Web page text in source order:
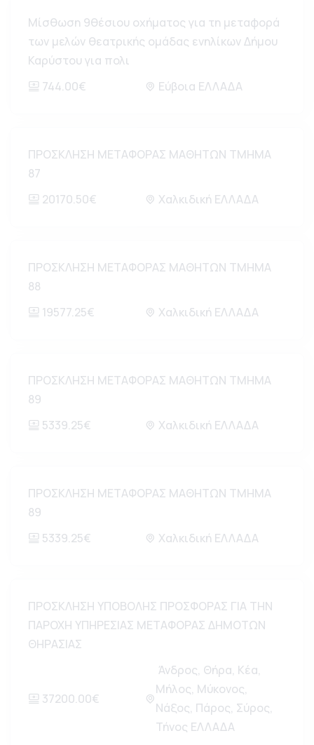
Μίσθωση 9θέσιου οχήματος για τη μεταφορά
των μελών θεατρικής ομάδας ενηλίκων Δήμου
Καρύστου για πολι
744.00€
Εύβοια ΕΛΛΑΔΑ
ΠΡΟΣΚΛΗΣΗ ΜΕΤΑΦΟΡΑΣ ΜΑΘΗΤΩΝ ΤΜΗΜΑ
87
20170.50€
Χαλκιδική ΕΛΛΑΔΑ
ΠΡΟΣΚΛΗΣΗ ΜΕΤΑΦΟΡΑΣ ΜΑΘΗΤΩΝ ΤΜΗΜΑ
88
19577.25€
Χαλκιδική ΕΛΛΑΔΑ
ΠΡΟΣΚΛΗΣΗ ΜΕΤΑΦΟΡΑΣ ΜΑΘΗΤΩΝ ΤΜΗΜΑ
89
5339.25€
Χαλκιδική ΕΛΛΑΔΑ
ΠΡΟΣΚΛΗΣΗ ΜΕΤΑΦΟΡΑΣ ΜΑΘΗΤΩΝ ΤΜΗΜΑ
89
5339.25€
Χαλκιδική ΕΛΛΑΔΑ
ΠΡΟΣΚΛΗΣΗ ΥΠΟΒΟΛΗΣ ΠΡΟΣΦΟΡΑΣ ΓΙΑ ΤΗΝ
ΠΑΡΟΧΗ ΥΠΗΡΕΣΙΑΣ ΜΕΤΑΦΟΡΑΣ ΔΗΜΟΤΩΝ
ΘΗΡΑΣΙΑΣ
37200.00€
Άνδρος, Θήρα, Κέα,
Μήλος, Μύκονος,
Νάξος, Πάρος, Σύρος,
Τήνος ΕΛΛΑΔΑ